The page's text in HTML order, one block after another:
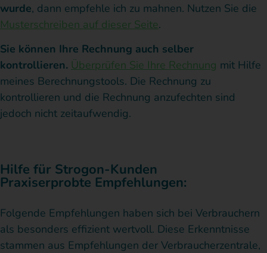
wurde, dann empfehle ich zu mahnen. Nutzen Sie die
Musterschreiben auf dieser Seite.
Sie können Ihre Rechnung auch selber
kontrollieren. Überprüfen Sie Ihre Rechnung mit Hilfe
meines Berechnungstools. Die Rechnung zu
kontrollieren und die Rechnung anzufechten sind
jedoch nicht zeitaufwendig.
Hilfe für Strogon-Kunden
Praxiserprobte Empfehlungen:
Folgende Empfehlungen haben sich bei Verbrauchern
als besonders effizient wertvoll. Diese Erkenntnisse
stammen aus Empfehlungen der Verbraucherzentrale,